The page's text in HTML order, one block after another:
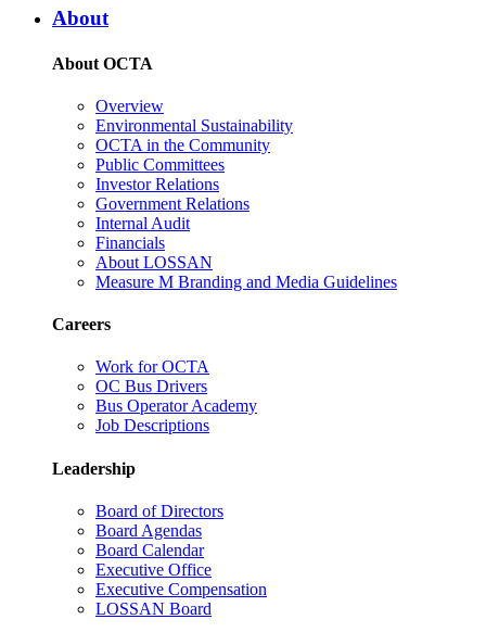
About
About OCTA
Overview
Environmental Sustainability
OCTA in the Community
Public Committees
Investor Relations
Government Relations
Internal Audit
Financials
About LOSSAN
Measure M Branding and Media Guidelines
Careers
Work for OCTA
OC Bus Drivers
Bus Operator Academy
Job Descriptions
Leadership
Board of Directors
Board Agendas
Board Calendar
Executive Office
Executive Compensation
LOSSAN Board